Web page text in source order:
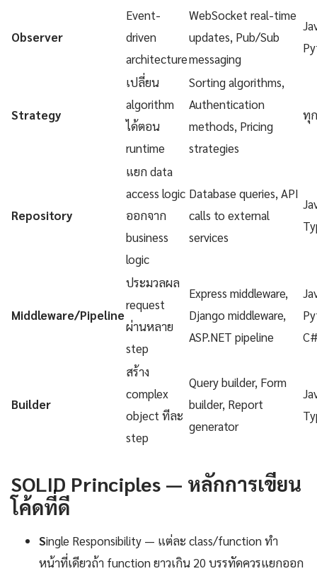
Observer
Event-
driven
architecture
WebSocket real-time
updates, Pub/Sub
messaging
Strategy
เปลี่ยน
algorithm
ได้ตอน
runtime
Sorting algorithms,
Authentication
methods, Pricing
strategies
ทุ
Repository
แยก data
access logic
ออกจาก
business
logic
Database queries, API
calls to external
services
Middleware/Pipeline
ประมวลผล
request
ผ่านหลาย
step
Express middleware,
Django middleware,
ASP.NET pipeline
Builder
สร้าง
complex
object ทีละ
step
Query builder, Form
builder, Report
generator
SOLID Principles — หลักการเขียน
โค้ดที่ดี
Single Responsibility — แต่ละ class/function ทำ
หน้าที่เดียวถ้า function ยาวเกิน 20 บรรทัดควรแยกออก